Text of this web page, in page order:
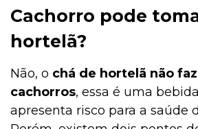
Cachorro pode
hortelã?
Não, o chá de hortelã não
cachorros, essa é uma
apresenta risco para a saúde